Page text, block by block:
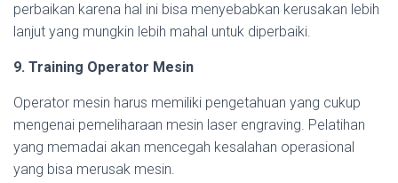
perbaikan karena hal ini bisa menyebabkan kerusakan lebih
lanjut yang mungkin lebih mahal untuk diperbaiki.
9. Training Operator Mesin
Operator mesin harus memiliki pengetahuan yang cukup
mengenai pemeliharaan mesin laser engraving. Pelatihan
yang memadai akan mencegah kesalahan operasional
yang bisa merusak mesin.